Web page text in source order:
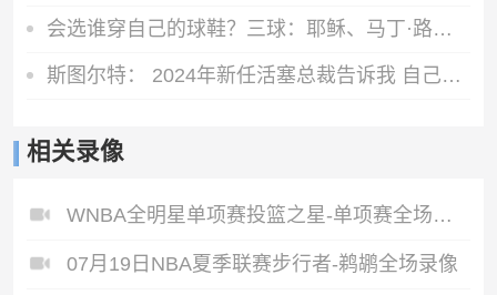
会选谁穿自己的球鞋？三球：耶稣、马丁·路德·金、马尔科姆·X
斯图尔特： 2024年新任活塞总裁告诉我 自己可能成为交易筹码
相关录像
WNBA全明星单项赛投篮之星-单项赛全场录像
07月19日NBA夏季联赛步行者-鹈鹕全场录像